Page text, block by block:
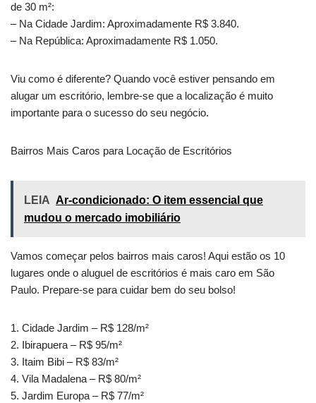
de 30 m²:
– Na Cidade Jardim: Aproximadamente R$ 3.840.
– Na República: Aproximadamente R$ 1.050.
Viu como é diferente? Quando você estiver pensando em
alugar um escritório, lembre-se que a localização é muito
importante para o sucesso do seu negócio.
Bairros Mais Caros para Locação de Escritórios
LEIA Ar-condicionado: O item essencial que
mudou o mercado imobiliário
Vamos começar pelos bairros mais caros! Aqui estão os 10
lugares onde o aluguel de escritórios é mais caro em São
Paulo. Prepare-se para cuidar bem do seu bolso!
1. Cidade Jardim – R$ 128/m²
2. Ibirapuera – R$ 95/m²
3. Itaim Bibi – R$ 83/m²
4. Vila Madalena – R$ 80/m²
5. Jardim Europa – R$ 77/m²